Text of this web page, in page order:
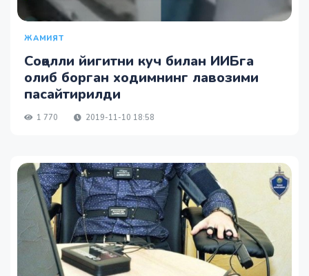
ЖАМИЯТ
Соқолли йигитни куч билан ИИБга
олиб борган ходимнинг лавозими
пасайтирилди
1 770 2019-11-10 18:58